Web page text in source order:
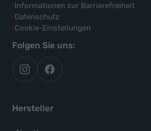
Informationen zur Barrierefreiheit
Datenschutz
Cookie-Einstellungen
Folgen Sie uns:
autoflex
auf
autoflex24
auf
Hersteller